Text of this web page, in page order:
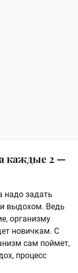
каждые 2 —
надо задать
выдохом. Ведь
организму
новичкам. С
сам поймет,
процесс